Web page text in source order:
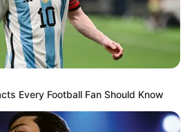
Every Football Fan Should Know